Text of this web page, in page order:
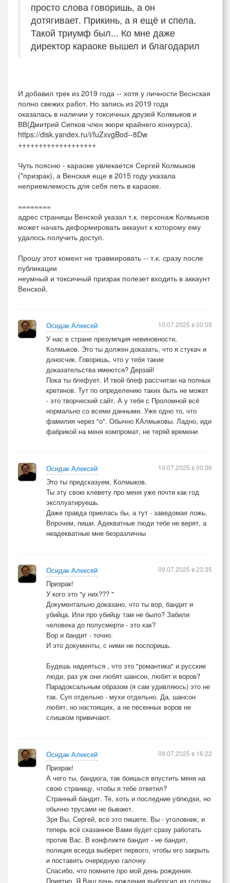
просто слова говоришь, а он
дотягивает. Прикинь, а я ещё и спела.
Такой триумф был... Ко мне даже
директор караоке вышел и благодарил
И добавил трек из 2019 года -- хотя у личности Веснская
полно свежих работ. Но запись из 2019 года
оказалась в наличии у токсичных друзей Колмыков и
ВВ(Дмитрий Сипков член жюри крайнего конкурса).
https://disk.yandex.ru/i/fuZxvgBod--8Dw
+++++++++++++++++++
Чуть поясню - караоке увлекается Сергей Колмыков
(*призрак), а Венская еще в 2015 году указала
неприемлемость для себя петь в караоке.
========
адрес страницы Венской указал т.к. персонаж Колмыков
может начать деформировать аккаунт к которому ему
удалось получить доступ.
Прошу этот комент не травмировать -- т.к. сразу после
публикации
неумный и токсичный призрак полезет входить в аккаунт
Венской.
Осидак Алексей
У нас в стране презумпция невиновности,
Колмыков. Это ты должен доказать, что я стукач и
доносчик. Говоришь, что у тебя такие
доказательства имеются? Дерзай!
Пока ты блефует. И твой блеф рассчитан на полных
кретинов. Тут по определению таких быть не может
- это творческий сайт. А у тебя с Проломной всё
нормально со всеми данными. Уже одно то, что
фамилия через "о". Обычно КАлмыковы. Ладно, иди
фабрикой на меня компромат, не теряй времени
10.07.2025 в 00:55
Осидак Алексей
Это ты предсказуем, Колмыков.
Ты эту свою клевету про меня уже почти как год
эксплуатируешь.
Даже правда приелась бы, а тут - заведомая ложь.
Впрочем, пиши. Адекватные люди тебе не верят, а
неадекватные мне безразличны
10.07.2025 в 00:36
Осидак Алексей
Призрак!
У кого это "у них??? "
Документально доказано, что ты вор, бандит и
убийца. Или про убийцу там не было? Забили
человека до полусмерти - это как?
Вор и бандит - точно.
И это документы, с ними не поспоришь.
Будешь надеяться , что это "романтика" и русские
люди, раз уж они любят шансон, любят и воров?
Парадоксальным образом (я сам удивляюсь) это не
так. Суп отдельно - мухи отдельно. Да, шансон
любят, но настоящих, а не песенных воров не
слишком привичают.
09.07.2025 в 23:35
Осидак Алексей
Призрак!
А чего ты, бандюга, так боишься впустить меня на
свою страницу, чтобы я тебе ответил?
Странный бандит. Те, хоть и последние ублюдки, но
обычно трусами не бывают.
Зря Вы, Сергей, всё это пишете. Вы - уголовник, и
теперь всё сказанное Вами будет сразу работать
против Вас. В конфликте бандит - не бандит,
полиция всегда выберет первого, чтобы его закрыть
и поставить очередную галочку.
Спасибо, что помните про мой день рождения.
Приятно. Я Ваш день рождения выбросил из головы
09.07.2025 в 16:22